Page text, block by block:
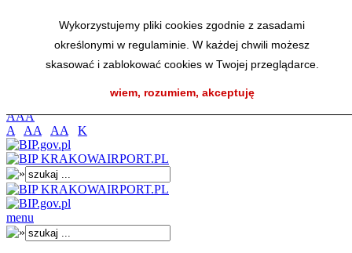
Wykorzystujemy pliki cookies zgodnie z zasadami
określonymi w regulaminie. W każdej chwili możesz
skasować i zablokować cookies w Twojej przeglądarce.
wiem, rozumiem, akceptuję
Przejdź do menu głównego
Przejdź do menu dolnego
Przejdź do mapy strony
Przejdź do wyszukiwarki
AAA
A
AA AA K
menu